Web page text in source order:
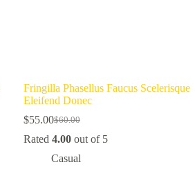
Fringilla Phasellus Faucus Scelerisque
Eleifend Donec
$60.00
Original
price
$60.00.
$55.00Current
price
$55.00.
Rated 4.00out of 5
Casual